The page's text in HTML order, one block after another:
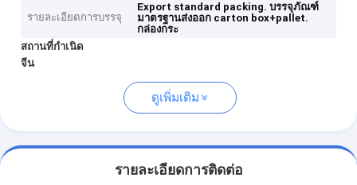
รายละเอียดการบรรจุ
Export standard packing. บรรจุภัณฑ์
มาตรฐานส่งออก carton box+pallet.
กล่องกระ
สถานที่กำเนิด
จีน
ดูเพิ่มเติม
รายละเอียดการติดต่อ